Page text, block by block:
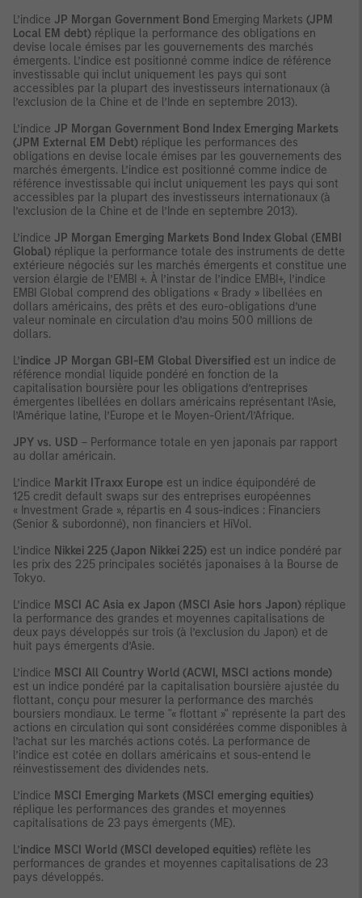
L’indice JP Morgan Government Bond Emerging Markets (JPM
Local EM debt) réplique la performance des obligations en
devise locale émises par les gouvernements des marchés
émergents. L’indice est positionné comme indice de référence
investissable qui inclut uniquement les pays qui sont
accessibles par la plupart des investisseurs internationaux (à
l’exclusion de la Chine et de l’Inde en septembre 2013).
L’indice JP Morgan Government Bond Index Emerging Markets
(JPM External EM Debt) réplique les performances des
obligations en devise locale émises par les gouvernements des
marchés émergents. L’indice est positionné comme indice de
référence investissable qui inclut uniquement les pays qui sont
accessibles par la plupart des investisseurs internationaux (à
l’exclusion de la Chine et de l’Inde en septembre 2013).
L’indice JP Morgan Emerging Markets Bond Index Global (EMBI
Global) réplique la performance totale des instruments de dette
extérieure négociés sur les marchés émergents et constitue une
version élargie de l’EMBI +. À l’instar de l’indice EMBI+, l’indice
EMBI Global comprend des obligations « Brady » libellées en
dollars américains, des prêts et des euro-obligations d’une
valeur nominale en circulation d’au moins 500 millions de
dollars.
L’indice JP Morgan GBI-EM Global Diversified est un indice de
référence mondial liquide pondéré en fonction de la
capitalisation boursière pour les obligations d’entreprises
émergentes libellées en dollars américains représentant l’Asie,
l’Amérique latine, l’Europe et le Moyen-Orient/l’Afrique.
JPY vs. USD – Performance totale en yen japonais par rapport
au dollar américain.
L’indice Markit ITraxx Europe est un indice équipondéré de
125 credit default swaps sur des entreprises européennes
« Investment Grade », répartis en 4 sous-indices : Financiers
(Senior & subordonné), non financiers et HiVol.
L’indice Nikkei 225 (Japon Nikkei 225) est un indice pondéré par
les prix des 225 principales sociétés japonaises à la Bourse de
Tokyo.
L’indice MSCI AC Asia ex Japon (MSCI Asie hors Japon) réplique
la performance des grandes et moyennes capitalisations de
deux pays développés sur trois (à l’exclusion du Japon) et de
huit pays émergents d’Asie.
L’indice MSCI All Country World (ACWI, MSCI actions monde)
est un indice pondéré par la capitalisation boursière ajustée du
flottant, conçu pour mesurer la performance des marchés
boursiers mondiaux. Le terme "« flottant »" représente la part des
actions en circulation qui sont considérées comme disponibles à
l’achat sur les marchés actions cotés. La performance de
l’indice est cotée en dollars américains et sous-entend le
réinvestissement des dividendes nets.
L’indice MSCI Emerging Markets (MSCI emerging equities)
réplique les performances des grandes et moyennes
capitalisations de 23 pays émergents (ME).
L’indice MSCI World (MSCI developed equities) reflète les
performances de grandes et moyennes capitalisations de 23
pays développés.